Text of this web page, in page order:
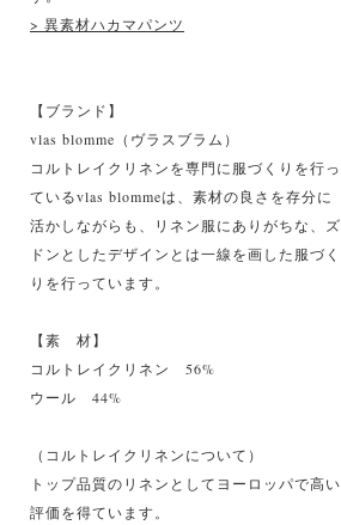
> 異素材ハカマパンツ
【ブランド】
vlas blomme（ヴラスブラム）
コルトレイクリネンを専門に服づくりを行っ
ているvlas blommeは、素材の良さを存分に
活かしながらも、リネン服にありがちな、ズ
ドンとしたデザインとは一線を画した服づく
りを行っています。
【素 材】
コルトレイクリネン 56%
ウール 44%
（コルトレイクリネンについて）
トップ品質のリネンとしてヨーロッパで高い
評価を得ています。